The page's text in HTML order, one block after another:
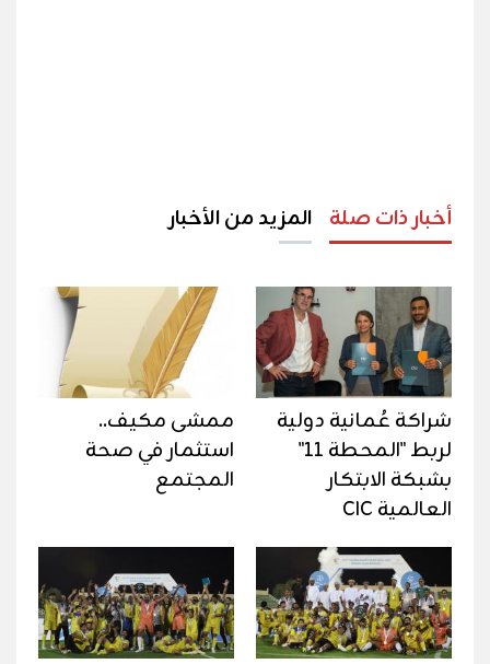
أخبار ذات صلة المزيد من الأخبار
شراكة عُمانية دولية
لربط "المحطة 11"
بشبكة الابتكار
العالمية CIC
ممشى مكيف..
استثمار في صحة
المجتمع